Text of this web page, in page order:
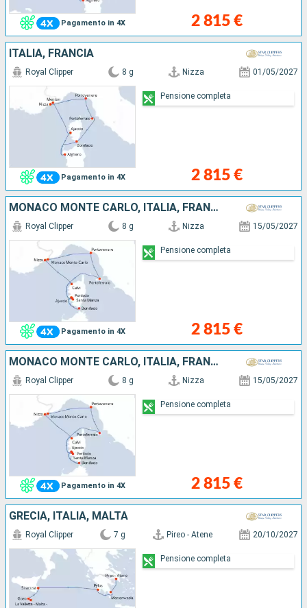
Pagamento in 4X 2 815 €
ITALIA, FRANCIA
Pagamento in 4X
Royal Clipper 8 g Nizza 01/05/2027
2 815 €
Pensione completa
MONACO MONTE CARLO, ITALIA, FRANCIA
Pagamento in 4X
Royal Clipper 8 g Nizza 15/05/2027
2 815 €
Pensione completa
MONACO MONTE CARLO, ITALIA, FRANCIA
Pagamento in 4X
Royal Clipper 8 g Nizza 15/05/2027
2 815 €
Pensione completa
GRECIA, ITALIA, MALTA
Royal Clipper 7 g Pireo - Atene 20/10/2027
Pensione completa